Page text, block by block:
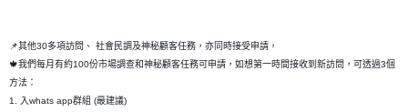
📌其他30多項訪問、 社會民調及神秘顧客任務，亦同時接受申請，
🍁我們每月有約100份市場調查和神秘顧客任務可申請，如想第一時間接收到新訪問，可透過3個
方法：
1. 入whats app群組 (最建議)